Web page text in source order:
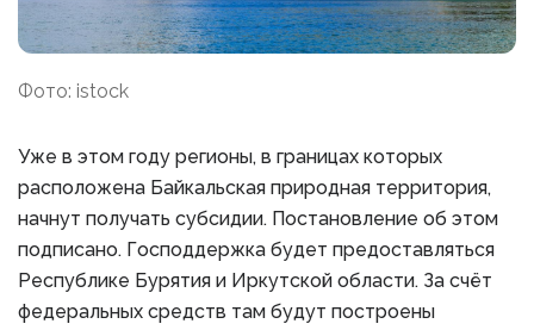
Фото: istock
Уже в этом году регионы, в границах которых
расположена Байкальская природная территория,
начнут получать субсидии. Постановление об этом
подписано. Господдержка будет предоставляться
Республике Бурятия и Иркутской области. За счёт
федеральных средств там будут построены